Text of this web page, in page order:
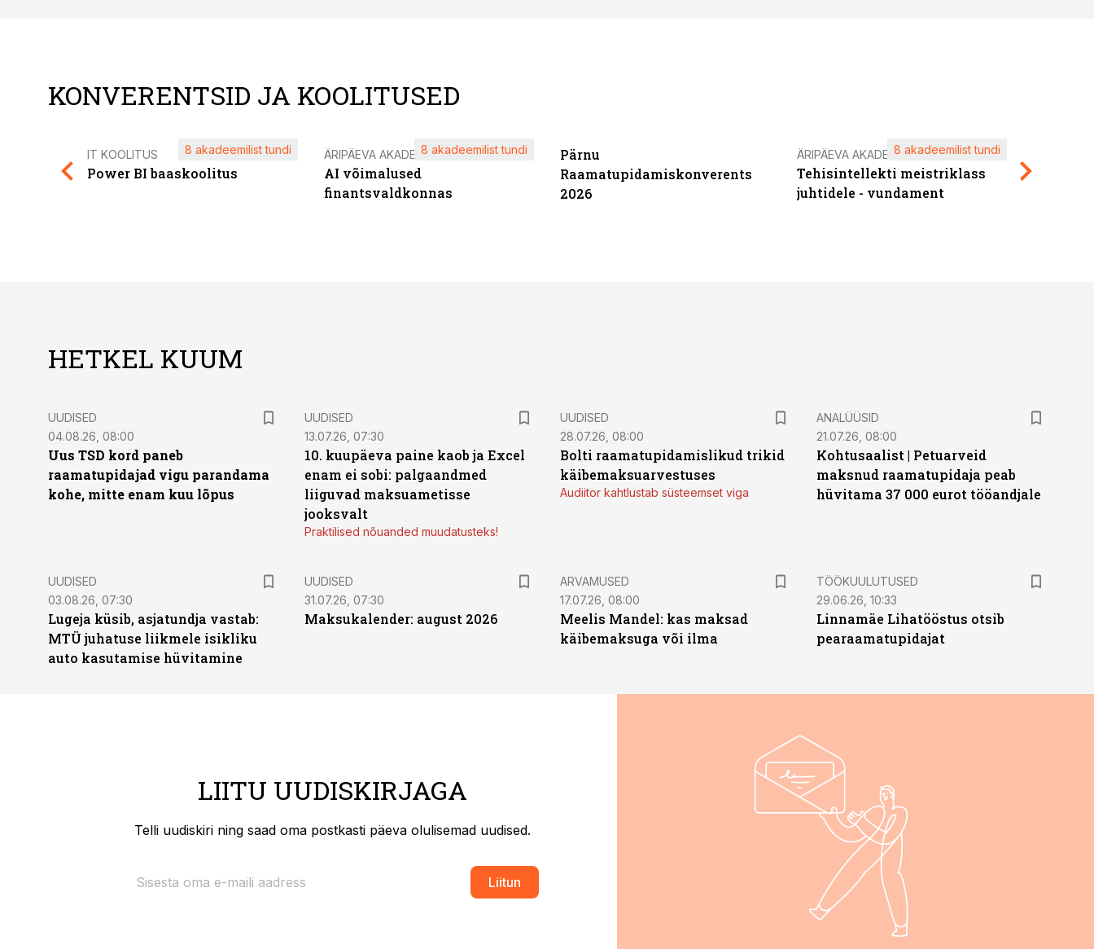
KONVERENTSID JA KOOLITUSED
IT KOOLITUS
Power BI baaskoolitus
8 akadeemilist tundi ÄRIPÄEVA AKADEEMIA
AI võimalused
finantsvaldkonnas
8 akadeemilist tundi
Pärnu
Raamatupidamiskonverents
2026
ÄRIPÄEVA AKADEEMIA
Tehisintellekti meistriklass
juhtidele - vundament
8 akadeemilist tundi
HETKEL KUUM
UUDISED
04.08.26, 08:00
Uus TSD kord paneb
raamatupidajad vigu parandama
kohe, mitte enam kuu lõpus
UUDISED
13.07.26, 07:30
10. kuupäeva paine kaob ja Excel
enam ei sobi: palgaandmed
liiguvad maksuametisse
jooksvalt
Praktilised nõuanded muudatusteks!
UUDISED
28.07.26, 08:00
Bolti raamatupidamislikud trikid
käibemaksuarvestuses
Audiitor kahtlustab süsteemset viga
ANALÜÜSID
21.07.26, 08:00
Kohtusaalist | Petuarveid
maksnud raamatupidaja peab
hüvitama 37 000 eurot tööandjale
UUDISED
03.08.26, 07:30
Lugeja küsib, asjatundja vastab:
MTÜ juhatuse liikmele isikliku
auto kasutamise hüvitamine
UUDISED
31.07.26, 07:30
Maksukalender: august 2026
ARVAMUSED
17.07.26, 08:00
Meelis Mandel: kas maksad
käibemaksuga või ilma
ST
TÖÖKUULUTUSED
29.06.26, 10:33
Linnamäe Lihatööstus otsib
pearaamatupidajat
LIITU UUDISKIRJAGA
Telli uudiskiri ning saad oma postkasti päeva olulisemad uudised.
Liitun